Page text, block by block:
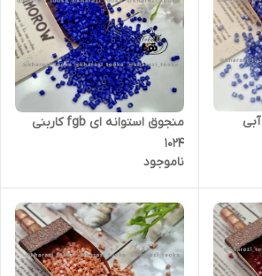
منجوق استوانه ای fgb آبی
منجوق استوانه ای fgb کاربنی
۱۰۲۴
ناموجود